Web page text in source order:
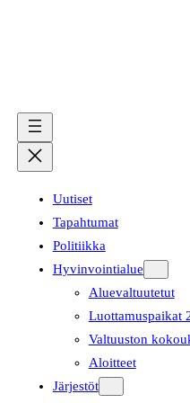
Uutiset
Tapahtumat
Politiikka
Hyvinvointialue
Aluevaltuutetut
Luottamuspaikat
Valtuuston
Aloitteet
Järjestöt